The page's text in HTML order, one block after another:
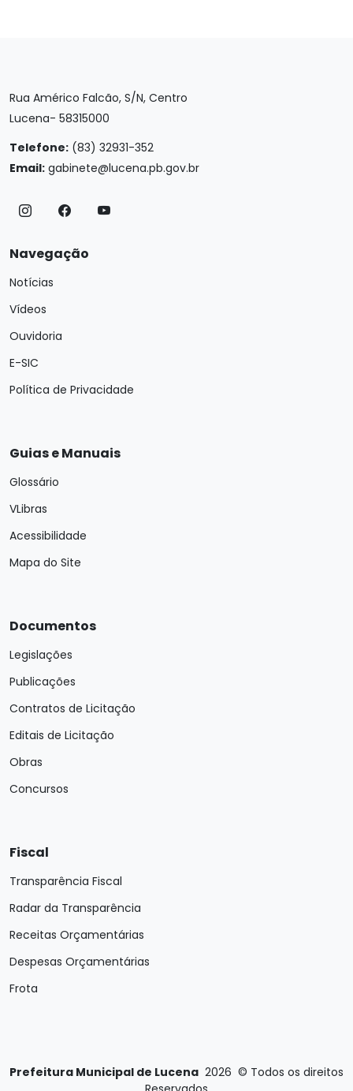
Rua Américo Falcão, S/N, Centro
Lucena- 58315000
Telefone: (83) 32931-352
Email: gabinete@lucena.pb.gov.br
Navegação
Notícias
Vídeos
Ouvidoria
E-SIC
Política de Privacidade
Guias e Manuais
Glossário
VLibras
Acessibilidade
Mapa do Site
Documentos
Legislações
Publicações
Contratos de Licitação
Editais de Licitação
Obras
Concursos
Fiscal
Transparência Fiscal
Radar da Transparência
Receitas Orçamentárias
Despesas Orçamentárias
Frota
Prefeitura Municipal de Lucena 2026 © Todos os direitos